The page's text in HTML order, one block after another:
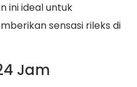
ini ideal untuk
sensasi rileks di
Jam